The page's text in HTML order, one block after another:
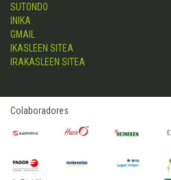
SUTONDO
INIKA
GMAIL
IKASLEEN SITEA
IRAKASLEEN SITEA
Colaboradores